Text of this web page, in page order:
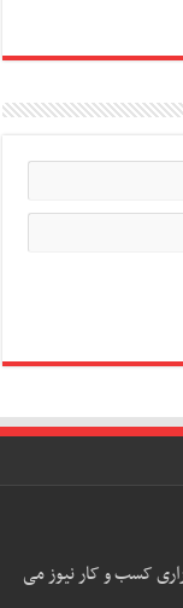
کسب و کار نیوز می